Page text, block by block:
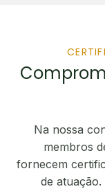
Na nossa
membros
fornecem
de